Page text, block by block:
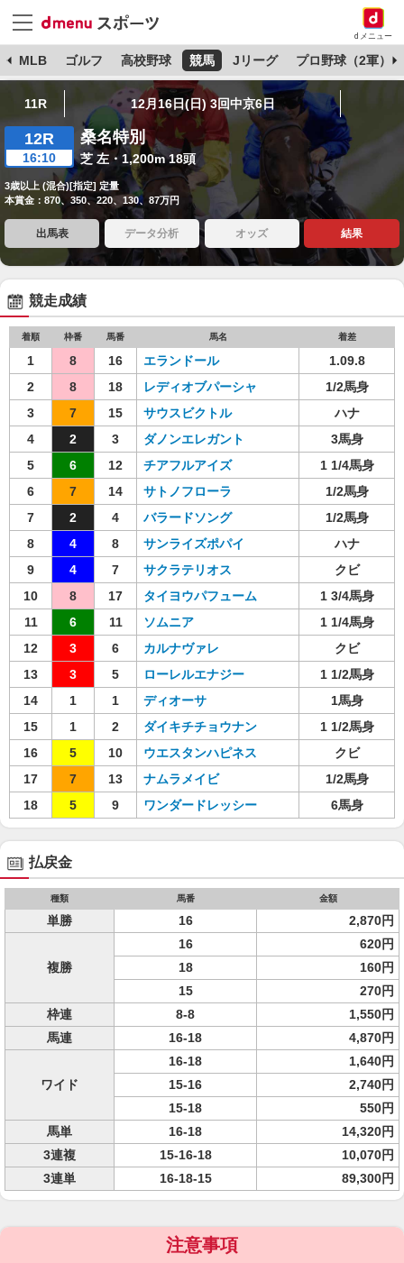
dメニュー
MLB ゴルフ 高校野球 競馬 Jリーグ プロ野球（2軍）
11R 12月16日(日) 3回中京6日
12R
16:10
桑名特別
芝 左・1,200m 18頭
3歳以上 (混合)[指定] 定量
本賞金：870、350、220、130、87万円
出馬表 データ分析 オッズ 結果
競走成績
着順 枠番 馬番 馬名 着差
1 8 16 エランドール
1.09.8
2
8 18 レディオブパーシャ
1/2馬身
3
7 15 サウスビクトル
ハナ
4
2 3 ダノンエレガント
3馬身
5
6 12 チアフルアイズ
1 1/4馬身
6
7 14 サトノフローラ
1/2馬身
7
2 4 バラードソング
1/2馬身
8
4 8 サンライズポパイ
ハナ
9
4 7 サクラテリオス
クビ
10
8 17 タイヨウパフューム
1 3/4馬身
11
6 11 ソムニア
1 1/4馬身
12
3 6 カルナヴァレ
クビ
13
3 5 ローレルエナジー
1 1/2馬身
14
1 1 ディオーサ
1馬身
15
1 2 ダイキチチョウナン
1 1/2馬身
16
5 10 ウエスタンハピネス
クビ
17
7 13 ナムラメイビ
1/2馬身
18
5 9 ワンダードレッシー 6馬身
払戻金
種類 馬番 金額
単勝 16 2,870円
複勝
16
620円
18
160円
15
270円
枠連
8-8
1,550円
馬連
16-18 4,870円
ワイド
16-18
1,640円
15-16
2,740円
15-18
550円
馬単
16-18
14,320円
3連複
15-16-18
10,070円
3連単
16-18-15 89,300円
注意事項